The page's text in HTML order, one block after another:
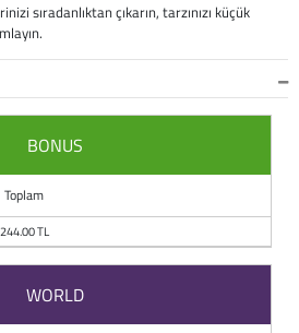
sıradanlıktan çıkarın, tarzınızı küçük
BONUS
Toplam
244.00 TL
WORLD